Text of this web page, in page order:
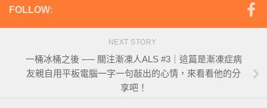
FOLLOW:
NEXT STORY
一桶冰桶之後 ── 關注漸凍人ALS #3｜這篇是漸凍症病
友親自用平板電腦一字一句敲出的心情，來看看他的分
享吧！